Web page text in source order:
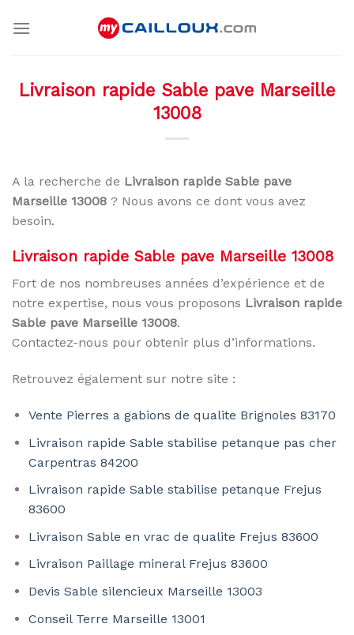
Livraison rapide Sable pave Marseille
13008
A la recherche de Livraison rapide Sable pave
Marseille 13008 ? Nous avons ce dont vous avez
besoin.
Livraison rapide Sable pave Marseille 13008
Fort de nos nombreuses années d’expérience et de
notre expertise, nous vous proposons Livraison rapide
Sable pave Marseille 13008.
Contactez-nous pour obtenir plus d’informations.
Retrouvez également sur notre site :
Vente Pierres a gabions de qualite Brignoles 83170
Livraison rapide Sable stabilise petanque pas cher
Carpentras 84200
Livraison rapide Sable stabilise petanque Frejus
83600
Livraison Sable en vrac de qualite Frejus 83600
Livraison Paillage mineral Frejus 83600
Devis Sable silencieux Marseille 13003
Conseil Terre Marseille 13001